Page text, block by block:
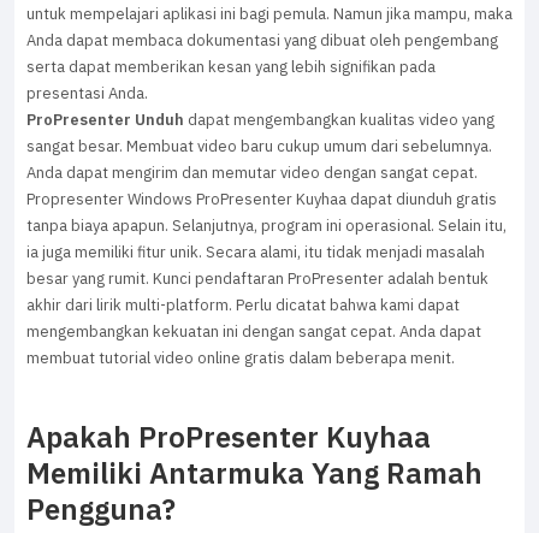
untuk mempelajari aplikasi ini bagi pemula. Namun jika mampu, maka
Anda dapat membaca dokumentasi yang dibuat oleh pengembang
serta dapat memberikan kesan yang lebih signifikan pada
presentasi Anda.
ProPresenter Unduh dapat mengembangkan kualitas video yang
sangat besar. Membuat video baru cukup umum dari sebelumnya.
Anda dapat mengirim dan memutar video dengan sangat cepat.
Propresenter Windows ProPresenter Kuyhaa dapat diunduh gratis
tanpa biaya apapun. Selanjutnya, program ini operasional. Selain itu,
ia juga memiliki fitur unik. Secara alami, itu tidak menjadi masalah
besar yang rumit. Kunci pendaftaran ProPresenter adalah bentuk
akhir dari lirik multi-platform. Perlu dicatat bahwa kami dapat
mengembangkan kekuatan ini dengan sangat cepat. Anda dapat
membuat tutorial video online gratis dalam beberapa menit.
Apakah ProPresenter Kuyhaa
Memiliki Antarmuka Yang Ramah
Pengguna?